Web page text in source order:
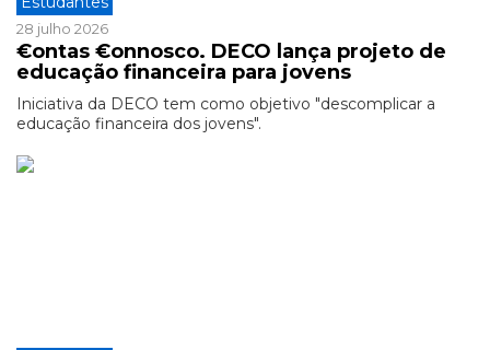
28 julho 2026
€ontas €onnosco. DECO lança projeto de
educação financeira para jovens
Iniciativa da DECO tem como objetivo "descomplicar a
educação financeira dos jovens".